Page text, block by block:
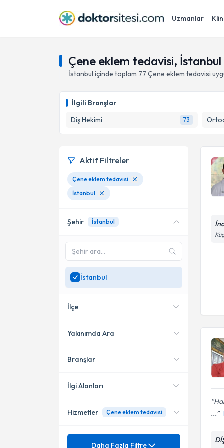
Uzmanlar
Çene eklem tedavisi, İstanbul
İstanbul içinde toplam 77 Çene eklem tedavisi
İlgili Branşlar
Diş Hekimi
73
...
Aktif Filtreler
Çene eklem tedavisi
İstanbul
Şehir İstanbul
İstanbul
İlçe
Ataşehir
Kadıköy
Yakınımda Ara
Konumuma yakın uzmanları
Branşlar
Diş Hekimi
Ortodonti (Çene-Diş
Bozuklukları)
İlgi Alanları
Diş İmplantı
Hizmetler Çene eklem tedavisi
Mezuniyet
Daha Fazla Filtre